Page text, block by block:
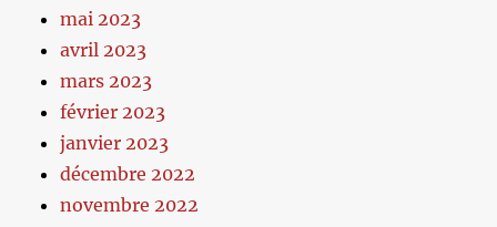
mai 2023
avril 2023
mars 2023
février 2023
janvier 2023
décembre 2022
novembre 2022